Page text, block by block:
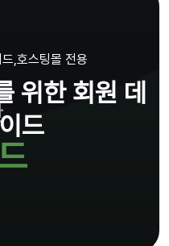
,호스팅몰 전용
위한 회원 데
드